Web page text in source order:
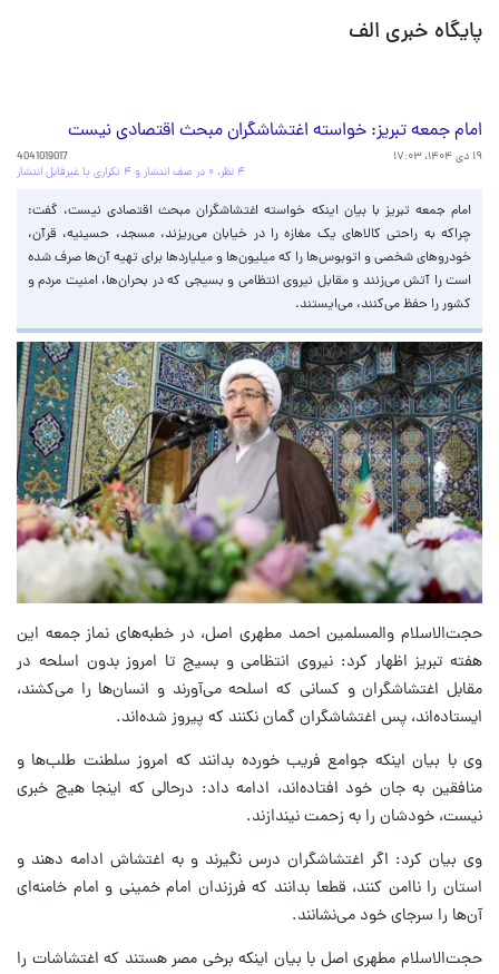
پایگاه خبری الف
امام جمعه تبریز: خواسته اغتشاشگران مبحث اقتصادی نیست
۱۹ دی ۱۴۰۴، ۱۷:۰۳
4041019017
۴ نظر، ۰ در صف انتشار و ۴ تکراری یا غیرقابل انتشار
امام جمعه تبریز با بیان اینکه خواسته اغتشاشگران مبحث اقتصادی نیست، گفت:
چراکه به راحتی کالاهای یک مغازه را در خیابان می‌ریزند، مسجد، حسینیه، قرآن،
خودروهای شخصی و اتوبوس‌ها را که میلیون‌ها و میلیاردها برای تهیه آن‌ها صرف شده
است را آتش می‌زنند و مقابل نیروی انتظامی و بسیجی که در بحران‌ها، امنیت مردم و
کشور را حفظ می‌کنند، می‌ایستند.
حجت‌الاسلام والمسلمین احمد مطهری اصل، در خطبه‌های نماز جمعه این
هفته تبریز اظهار کرد: نیروی انتظامی و بسیج تا امروز بدون اسلحه در
مقابل اغتشاشگران و کسانی که اسلحه می‌آورند و انسان‌ها را می‌کشند،
ایستاده‌اند، پس اغتشاشگران گمان نکنند که پیروز شده‌اند.
وی با بیان اینکه جوامع فریب خورده بدانند که امروز سلطنت طلب‌ها و
منافقین به جان خود افتاده‌اند، ادامه داد: درحالی که اینجا هیچ خبری
نیست، خودشان را به زحمت نیندازند.
وی بیان کرد: اگر اغتشاشگران درس نگیرند و به اغتشاش ادامه دهند و
استان را ناامن کنند، قطعا بدانند که فرزندان امام خمینی و امام خامنه‌ای
آن‌ها را سرجای خود می‌نشانند.
حجت‌الاسلام مطهری اصل با بیان اینکه برخی مصر هستند که اغتشاشات را